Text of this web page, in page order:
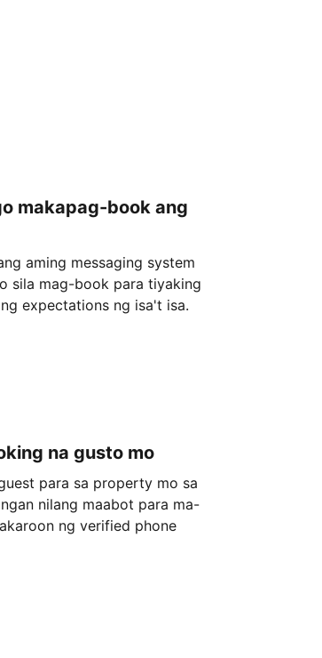
makapag-book ang
aming messaging system
sila mag-book para tiyaking
expectations ng isa't isa.
na gusto mo
para sa property mo sa
nilang maabot para ma-
ng verified phone